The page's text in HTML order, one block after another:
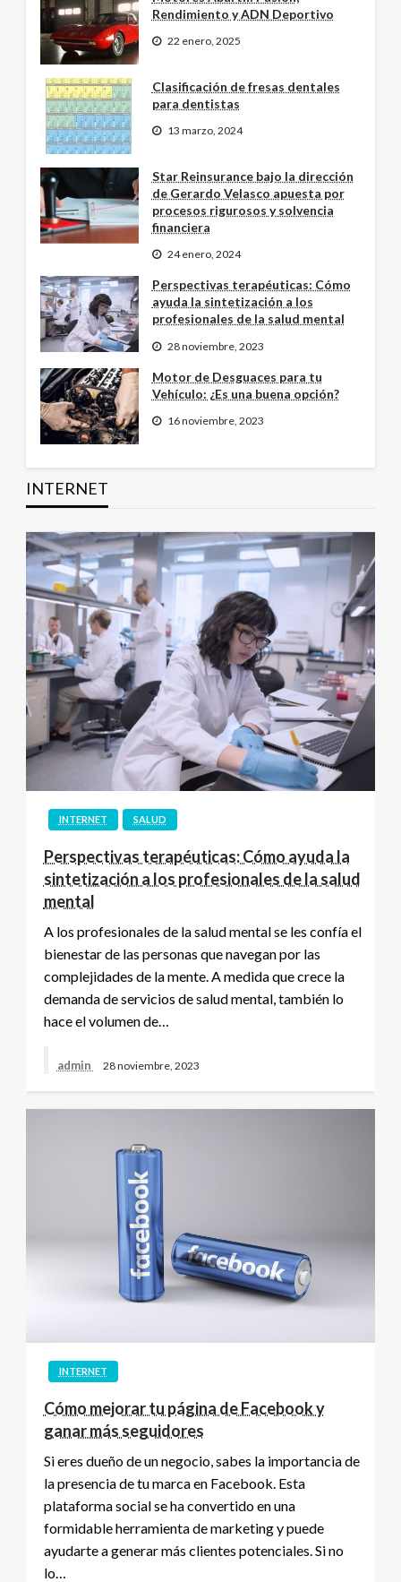
Rendimiento y ADN Deportivo
22 enero, 2025
Clasificación de fresas dentales
para dentistas
13 marzo, 2024
Star Reinsurance bajo la dirección
de Gerardo Velasco apuesta por
procesos rigurosos y solvencia
financiera
24 enero, 2024
Perspectivas terapéuticas: Cómo
ayuda la sintetización a los
profesionales de la salud mental
28 noviembre, 2023
Motor de Desguaces para tu
Vehículo: ¿Es una buena opción?
16 noviembre, 2023
INTERNET
INTERNET SALUD
Perspectivas terapéuticas: Cómo ayuda la
sintetización a los profesionales de la salud
mental
A los profesionales de la salud mental se les confía el
bienestar de las personas que navegan por las
complejidades de la mente. A medida que crece la
demanda de servicios de salud mental, también lo
hace el volumen de…
admin 28 noviembre, 2023
INTERNET
Cómo mejorar tu página de Facebook y
ganar más seguidores
Si eres dueño de un negocio, sabes la importancia de
la presencia de tu marca en Facebook. Esta
plataforma social se ha convertido en una
formidable herramienta de marketing y puede
ayudarte a generar más clientes potenciales. Si no
lo…